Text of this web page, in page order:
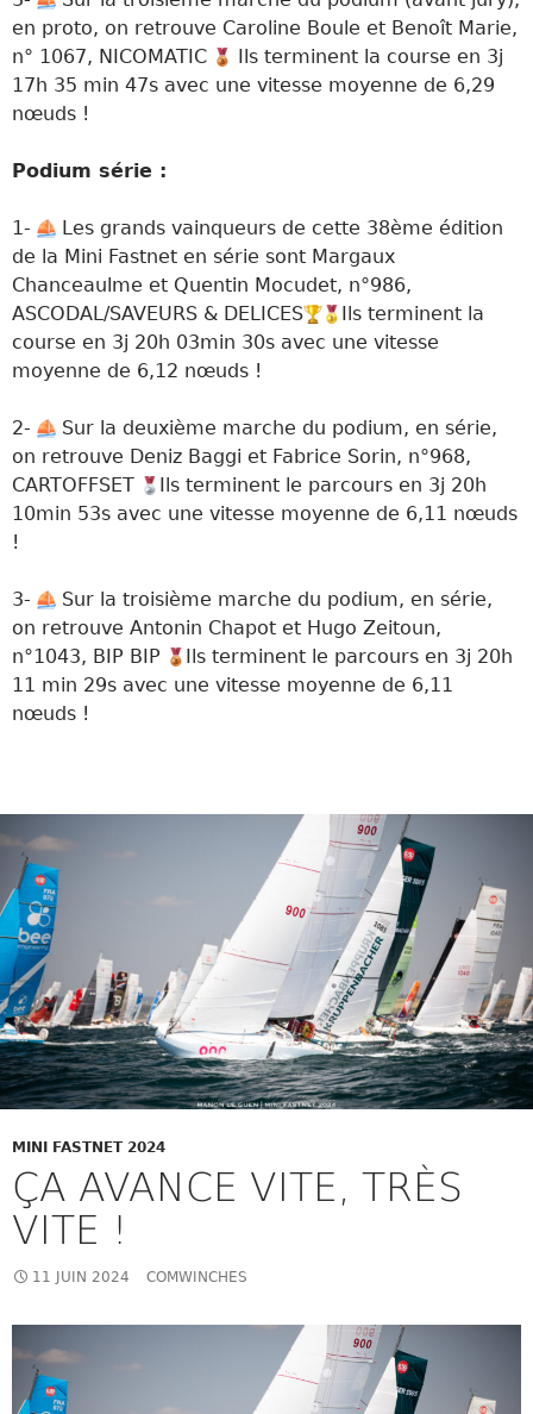
en proto, on retrouve Caroline Boule et Benoît Marie,
n° 1067, NICOMATIC
Ils terminent la course en 3j
17h 35 min 47s avec une vitesse moyenne de 6,29
nœuds !
Podium série :
1-
Les grands vainqueurs de cette 38ème édition
de la Mini Fastnet en série sont Margaux
Chanceaulme et Quentin Mocudet, n°986,
ASCODAL/SAVEURS & DELICES
Ils terminent la
course en 3j 20h 03min 30s avec une vitesse
moyenne de 6,12 nœuds !
2-
Sur la deuxième marche du podium, en série,
on retrouve Deniz Baggi et Fabrice Sorin, n°968,
CARTOFFSET
Ils terminent le parcours en 3j 20h
10min 53s avec une vitesse moyenne de 6,11 nœuds
!
3-
Sur la troisième marche du podium, en série,
on retrouve Antonin Chapot et Hugo Zeitoun,
n°1043, BIP BIP
Ils terminent le parcours en 3j 20h
11 min 29s avec une vitesse moyenne de 6,11
nœuds !
MINI FASTNET 2024
ÇA AVANCE VITE, TRÈS
VITE !
11 JUIN 2024 COMWINCHES